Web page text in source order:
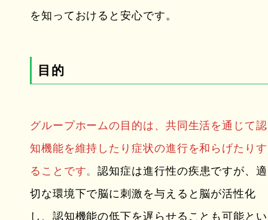
を知っておけると安心です。
目的
グループホームの目的は、共同生活を通じて認
知機能を維持したり症状の進行を和らげたりす
ることです。認知症は進行性の疾患ですが、適
切な環境下で脳に刺激を与えると脳が活性化
し、認知機能の低下を遅らせることも可能とい